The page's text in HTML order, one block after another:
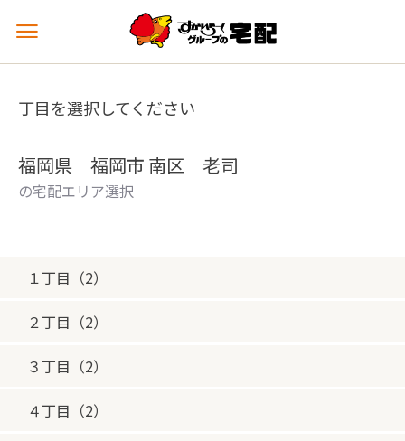
メ
ュ
を
丁目を選択してください
福岡県 福岡市 南区 老司
の宅配エリア選択
１丁目（2）
２丁目（2）
３丁目（2）
４丁目（2）